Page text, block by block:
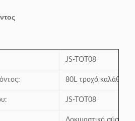
JS-TOT08
80L τροχό καλάθων
JS-TOT08